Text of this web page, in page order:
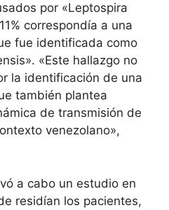
por «Leptospira
correspondía a una
fue identificada como
«Este hallazgo no
la identificación de una
también plantea
de transmisión de
venezolano»,
a cabo un estudio en
residían los pacientes,